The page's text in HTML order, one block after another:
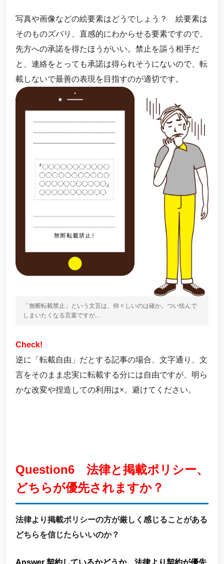
写真や画像などの絵要素はどうでしょう？ 絵要素は
そのものズバリ、直感的にわからせる要素ですので、
先方への承諾を得たほうがいい。禁止を謳う相手だ
と、連絡をとっても承諾は得られそうにないので、転
載しないで最善の表現を目指すのが適切です。
「無断転載禁止」という文言は、仰々しいのは確か。つい怯んで
しまいたくなる言葉ですが…
Check!
逆に「転載自由」だとする記事の場合、文字通り、文
言をそのまま忠実に転載する分には自由ですが、明ら
かな改変や捏造しての利用は×。避けてください。
Question6 法律と掲載ポリシー、
どちらが優先されますか？
法律より掲載ポリシーの方が厳しく感じることがある
どちらを信じたらいいのか？
Answer 契約しているかどうか。法律より契約が優先